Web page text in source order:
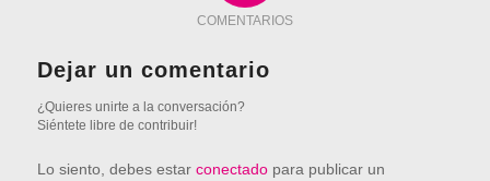
COMENTARIOS
Dejar un comentario
¿Quieres unirte a la conversación?
Siéntete libre de contribuir!
Lo siento, debes estar conectadopara publicar un